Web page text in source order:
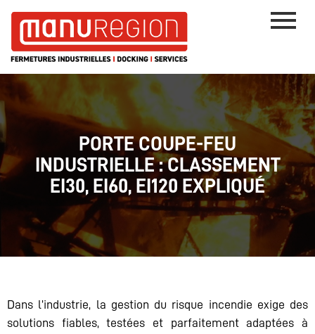
PORTE COUPE-FEU
INDUSTRIELLE : CLASSEMENT
EI30, EI60, EI120 EXPLIQUÉ
Dans l’industrie, la gestion du risque incendie exige des
solutions fiables, testées et parfaitement adaptées à